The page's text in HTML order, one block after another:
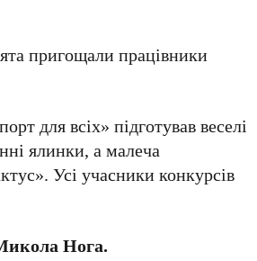
пригощали працівники
для всіх» підготував веселі
ялинки, а малеча
Усi учасники конкурсів
Нога.